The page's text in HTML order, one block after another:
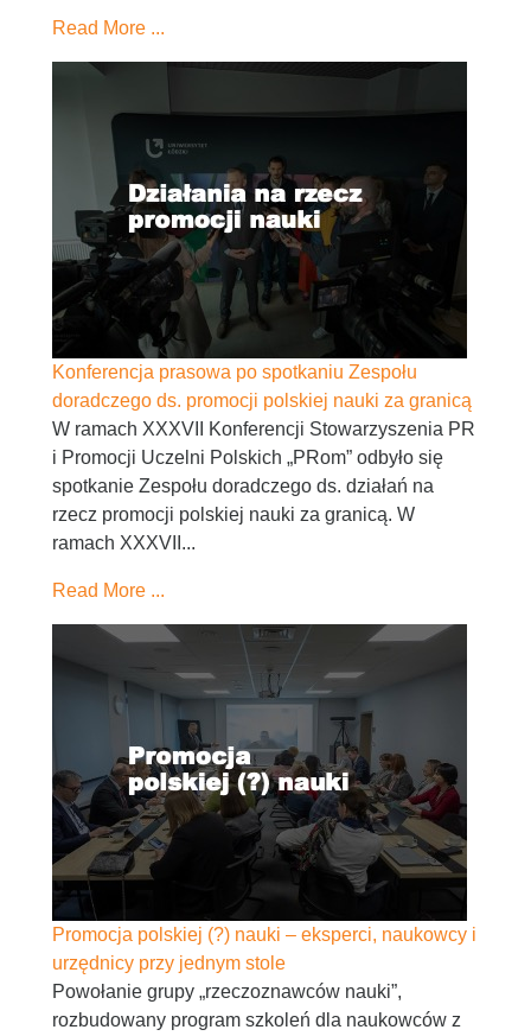
Read More ...
Konferencja prasowa po spotkaniu Zespołu
doradczego ds. promocji polskiej nauki za granicą
W ramach XXXVII Konferencji Stowarzyszenia PR
i Promocji Uczelni Polskich „PRom” odbyło się
spotkanie Zespołu doradczego ds. działań na
rzecz promocji polskiej nauki za granicą. W
ramach XXXVII...
Read More ...
Promocja polskiej (?) nauki – eksperci, naukowcy i
urzędnicy przy jednym stole
Powołanie grupy „rzeczoznawców nauki”,
rozbudowany program szkoleń dla naukowców z